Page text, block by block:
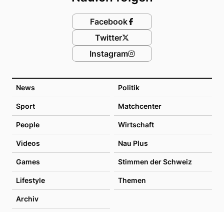
News Politik
Sport Matchcenter
People Wirtschaft
Videos Nau Plus
Games Stimmen der Schweiz
Lifestyle Themen
Archiv
Facebook
Twitter
Instagram